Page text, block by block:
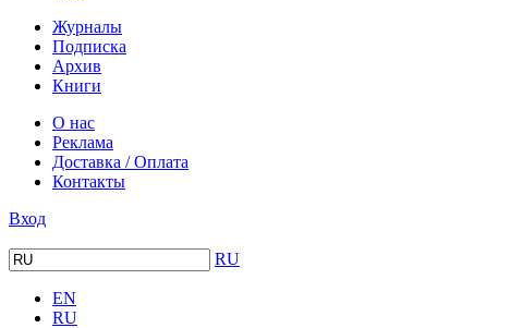
Журналы
Подписка
Архив
Книги
О нас
Реклама
Доставка / Оплата
Контакты
Вход
RU
EN
RU